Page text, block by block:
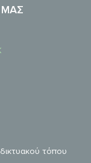
ΜΑΣ
τόπου